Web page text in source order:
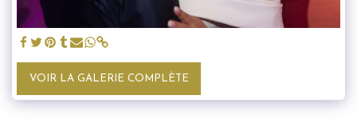
VOIR LA GALERIE COMPLÈTE